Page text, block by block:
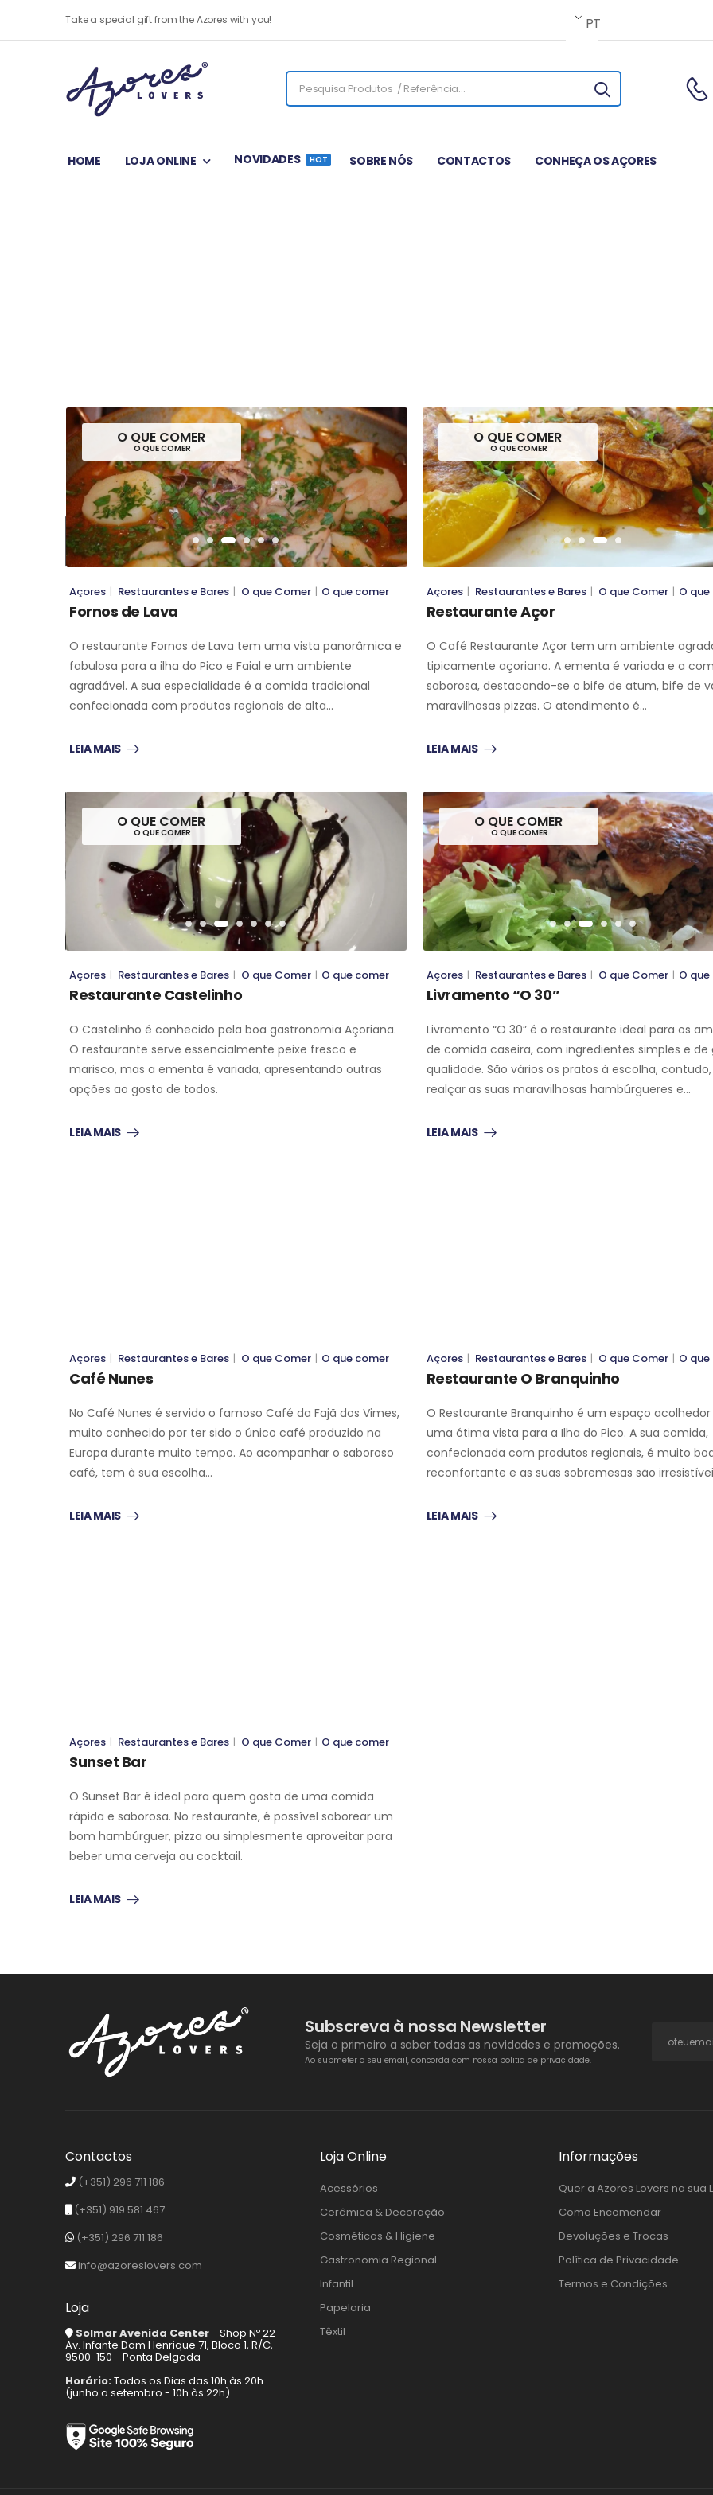
Take a special gift from the Azores with you! PT
HOME LOJA ONLINE NOVIDADES HOT SOBRE NÓS CONTACTOS CONHEÇA OS AÇORES
O QUE COMER
O QUE COMER
O QUE COMER
O QUE COMER
Açores | Restaurantes e Bares | O que Comer | O que comer
Fornos de Lava
O restaurante Fornos de Lava tem uma vista panorâmica e
fabulosa para a ilha do Pico e Faial e um ambiente
agradável. A sua especialidade é a comida tradicional
confecionada com produtos regionais de alta…
LEIA MAIS
O QUE COMER
O QUE COMER
O QUE COMER
O QUE COMER
Açores | Restaurantes e Bares | O que Comer | O
Restaurante Açor
O Café Restaurante Açor tem um ambiente
tipicamente açoriano. A ementa é variada e a
saborosa, destacando-se o bife de atum, bife de
maravilhosas pizzas. O atendimento é…
LEIA MAIS
O QUE COMER
O QUE COMER
O QUE COMER
O QUE COMER
Açores | Restaurantes e Bares | O que Comer | O que comer
Restaurante Castelinho
O Castelinho é conhecido pela boa gastronomia Açoriana.
O restaurante serve essencialmente peixe fresco e
marisco, mas a ementa é variada, apresentando outras
opções ao gosto de todos.
LEIA MAIS
O QUE COMER
O QUE COMER
O QUE COMER
O QUE COMER
Açores | Restaurantes e Bares | O que Comer | O
Livramento “O 30”
Livramento “O 30” é o restaurante ideal para os
de comida caseira, com ingredientes simples e de
qualidade. São vários os pratos à escolha,
realçar as suas maravilhosas hambúrgueres e…
LEIA MAIS
Açores | Restaurantes e Bares | O que Comer | O que comer
Café Nunes
No Café Nunes é servido o famoso Café da Fajã dos Vimes,
muito conhecido por ter sido o único café produzido na
Europa durante muito tempo. Ao acompanhar o saboroso
café, tem à sua escolha…
LEIA MAIS
Açores | Restaurantes e Bares | O que Comer | O
Restaurante O Branquinho
O Restaurante Branquinho é um espaço
uma ótima vista para a Ilha do Pico. A sua comida,
confecionada com produtos regionais, é muito
reconfortante e as suas sobremesas são
LEIA MAIS
Açores | Restaurantes e Bares | O que Comer | O que comer
Sunset Bar
O Sunset Bar é ideal para quem gosta de uma comida
rápida e saborosa. No restaurante, é possível saborear um
bom hambúrguer, pizza ou simplesmente aproveitar para
beber uma cerveja ou cocktail.
LEIA MAIS
Subscreva à nossa Newsletter
Seja o primeiro a saber todas as novidades e promoções.
Ao submeter o seu email, concorda com nossa politia de privacidade.
Contactos
(+351) 296 711 186
(+351) 919 581 467
(+351) 296 711 186
info@azoreslovers.com
Loja
Solmar Avenida Center- Shop Nº 22
Av. Infante Dom Henrique 71, Bloco 1, R/C,
9500-150 - Ponta Delgada
Horário:Todos os Dias das 10h às 20h
(junho a setembro - 10h às 22h)
Loja Online
Acessórios
Cerâmica & Decoração
Cosméticos & Higiene
Gastronomia Regional
Infantil
Papelaria
Têxtil
Informações
Quer a Azores Lovers na sua
Como Encomendar
Devoluções e Trocas
Política de Privacidade
Termos e Condições